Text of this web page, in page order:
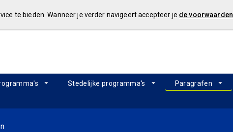
te bieden. Wanneer je verder navigeert accepteer je de voorwaarden
Stedelijke programma's Paragrafen